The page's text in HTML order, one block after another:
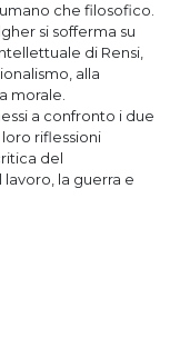
che filosofico.
si sofferma su
di Rensi,
alla
morale.
a confronto i due
riflessioni
del
la guerra e